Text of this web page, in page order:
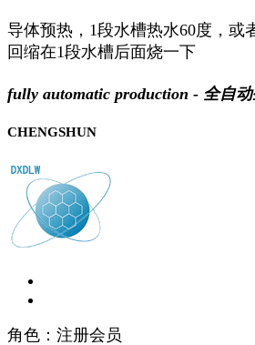
导体预热，1段水槽热水60度，或
回缩在1段水槽后面烧一下
fully automatic production - 全自
CHENGSHUN
角色：注册会员